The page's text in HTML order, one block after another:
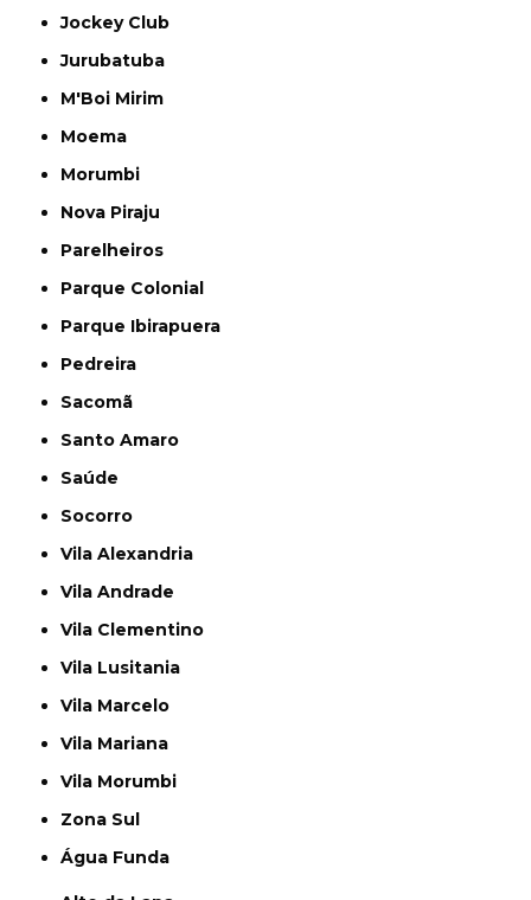
Jockey Club
Jurubatuba
M'Boi Mirim
Moema
Morumbi
Nova Piraju
Parelheiros
Parque Colonial
Parque Ibirapuera
Pedreira
Sacomã
Santo Amaro
Saúde
Socorro
Vila Alexandria
Vila Andrade
Vila Clementino
Vila Lusitania
Vila Marcelo
Vila Mariana
Vila Morumbi
Zona Sul
Água Funda